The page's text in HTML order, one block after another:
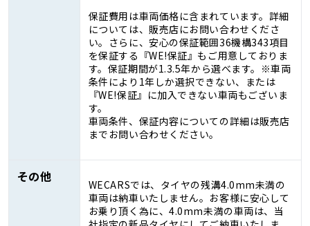
保証費用は車両価格に含まれています。詳細
については、販売店にお問い合わせくださ
い。さらに、安心の保証範囲36機構343項目
を保証する『WE!保証』もご用意しておりま
す。保証期間が1.3.5年から選べます。※車両
条件により1年しか選択できない、または
『WE!保証』に加入できない車両もございま
す。
車両条件、保証内容についての詳細は販売店
までお問い合わせください。
その他
WECARSでは、タイヤの残溝4.0mm未満の
車両は納車いたしません。お客様に安心して
お乗り頂く為に、4.0mm未満の車両は、当